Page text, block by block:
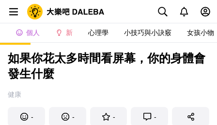
個人 新 心理學 小技巧與小訣竅 女孩小物
如果你花太多時間看屏幕，你的身體會
發生什麼
健康
- - - -